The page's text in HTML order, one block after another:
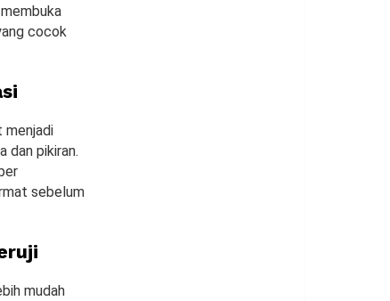
cocok
menjadi
dan pikiran.
sebelum
mudah